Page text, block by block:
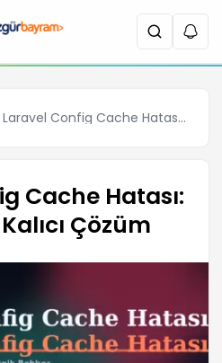
Laravel Config Cache Hatası: Nedenleri ve Kalıcı Çözüm
Cache Hatası:
Çözüm